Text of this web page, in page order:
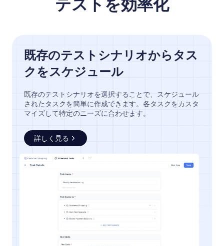
テストを効率化
既存のテストシナリオからタス
クをスケジュール
既存のテストシナリオを選択することで、スケジュール
されたタスクを簡単に作成できます。各タスクをカスタ
マイズして特定のニーズに合わせます。
詳しく見る